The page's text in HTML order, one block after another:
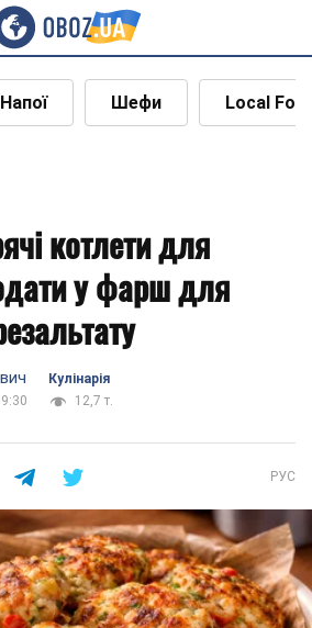
Напої Шефи Local
котлети для
у фарш для
Кулінарія
12,7 т.
РУС